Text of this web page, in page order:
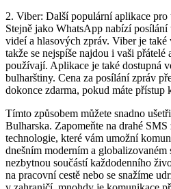
2. Viber: Další populární aplikace
Stejně jako WhatsApp nabízí
videí a hlasových zpráv. Viber je
takže se nejspíše najdou i vaši
používají. Aplikace je také dostupná
bulharštiny. Cena za posílání zpráv
dokonce zdarma, pokud máte přístup
Tímto způsobem můžete snadno
Bulharska. Zapomeňte na drahé
technologie, které vám umožní
dnešním moderním a globalizovaném
nezbytnou součástí každodenního
na pracovní cestě nebo se snažíme